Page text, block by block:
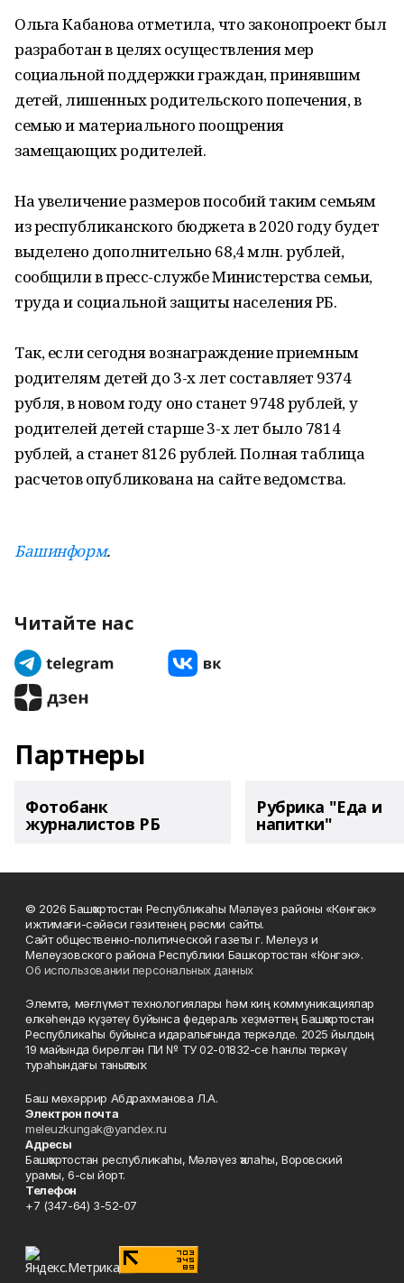
Ольга Кабанова отметила, что законопроект был
разработан в целях осуществления мер
социальной поддержки граждан, принявшим
детей, лишенных родительского попечения, в
семью и материального поощрения
замещающих родителей.
На увеличение размеров пособий таким семьям
из республиканского бюджета в 2020 году будет
выделено дополнительно 68,4 млн. рублей,
сообщили в пресс-службе Министерства семьи,
труда и социальной защиты населения РБ.
Так, если сегодня вознаграждение приемным
родителям детей до 3-х лет составляет 9374
рубля, в новом году оно станет 9748 рублей, у
родителей детей старше 3-х лет было 7814
рублей, а станет 8126 рублей. Полная таблица
расчетов опубликована на сайте ведомства.
Башинформ.
Читайте нас
Партнеры
Фотобанк
журналистов РБ
Рубрика "Еда и
напитки"
© 2026 Башҡортостан Республикаһы Мәләүез районы «Көнгәк»
ижтимағи-сәйәси гәзитенең рәсми сайты.
Сайт общественно-политической газеты г. Мелеуз и
Мелеузовского района Республики Башкортостан «Конгэк».
Об использовании персональных данных
Элемтә, мәғлүмәт технологиялары һәм киң коммуникациялар
өлкәһендә күҙәтеү буйынса федераль хеҙмәттең Башҡортостан
Республикаһы буйынса идаралығында теркәлде. 2025 йылдың
19 майында бирелгән ПИ № ТУ 02-01832-се һанлы теркәү
тураһындағы таныҡлыҡ.
Баш мөхәррир Абдрахманова Л.А.
Электрон почта
meleuzkungak@yandex.ru
Адресы
Башҡортостан республикаһы, Мәләүез ҡалаһы, Воровский
урамы, 6-сы йорт.
Телефон
+7 (347-64) 3-52-07